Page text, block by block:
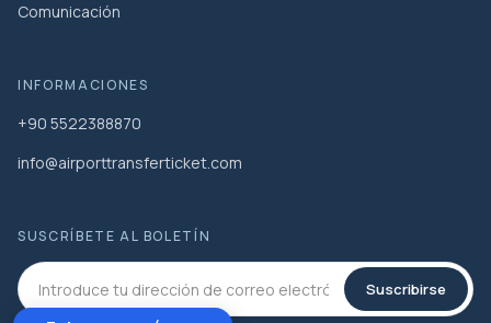
Comunicación
INFORMACIONES
+90 5522388870
info@airporttransferticket.com
SUSCRÍBETE AL BOLETÍN
Suscribirse